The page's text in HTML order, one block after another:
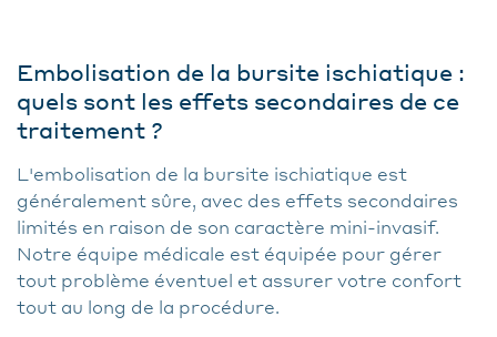
Embolisation de la bursite ischiatique :
quels sont les effets secondaires de ce
traitement ?
L'embolisation de la bursite ischiatique est
généralement sûre, avec des effets secondaires
limités en raison de son caractère mini-invasif.
Notre équipe médicale est équipée pour gérer
tout problème éventuel et assurer votre confort
tout au long de la procédure.